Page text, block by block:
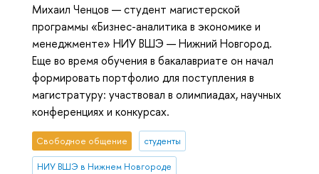
Михаил Ченцов — студент магистерской
программы «Бизнес-аналитика в экономике и
менеджменте» НИУ ВШЭ — Нижний Новгород.
Еще во время обучения в бакалавриате он начал
формировать портфолио для поступления в
магистратуру: участвовал в олимпиадах, научных
конференциях и конкурсах.
Свободное общение студенты
НИУ ВШЭ в Нижнем Новгороде